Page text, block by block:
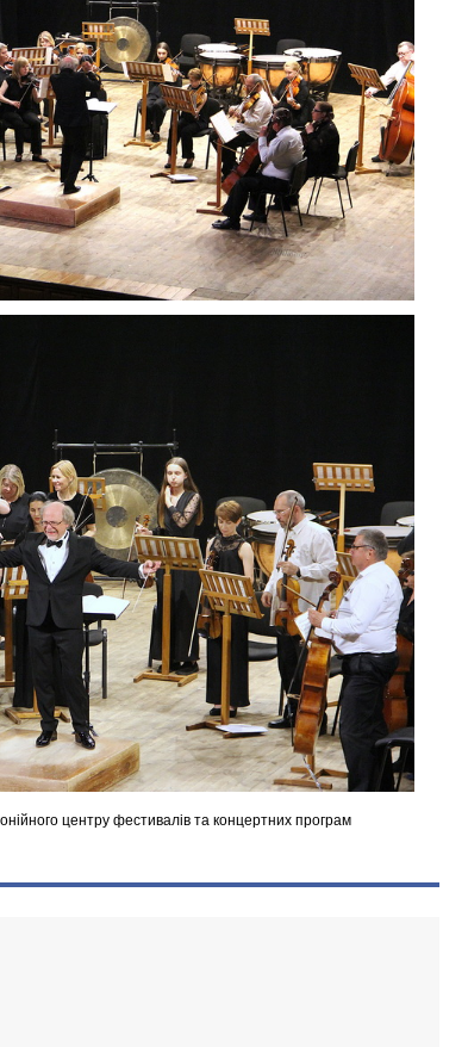
центру фестивалів та концертних програм